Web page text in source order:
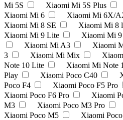
Mi 5S
Xiaomi Mi 5S Plus
Xiaomi Mi 6
Xiaomi Mi 6X/
Xiaomi Mi 8 SE
Xiaomi Mi 8
Xiaomi Mi 9 Lite
Xiaomi Mi 9
Xiaomi Mi A3
Xiaomi
3
Xiaomi Mi Mix
Note 10 Lite
Xiaomi Mi Note
Play
Xiaomi Poco C40
Poco F4
Xiaomi Poco F5 Pro
Xiaomi Poco F6 Pro
Xiaomi
M3
Xiaomi Poco M3 Pro
Xiaomi Poco M5
Xiaomi